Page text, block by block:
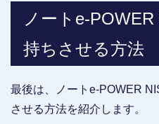
ノートe-
持ちさせる方法
最後は、ノートe-POWER
させる方法を紹介します。